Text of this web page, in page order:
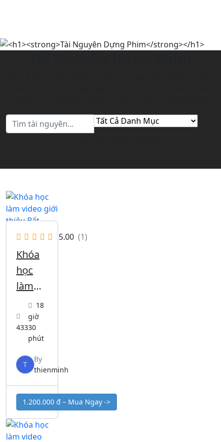
5.00 (1)
Khóa
học
làm
video
giới
thiệu
Động
433
18
giờ
30
phút
T
By
thienminh
1.200.000 đ – Mua Ngay ->